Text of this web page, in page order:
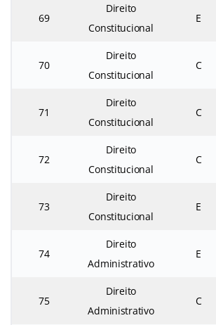
69
Direito
Constitucional
E
70
Direito
Constitucional
C
71
Direito
Constitucional
C
72
Direito
Constitucional
C
73
Direito
Constitucional
E
74
Direito
Administrativo
E
75
Direito
Administrativo
C